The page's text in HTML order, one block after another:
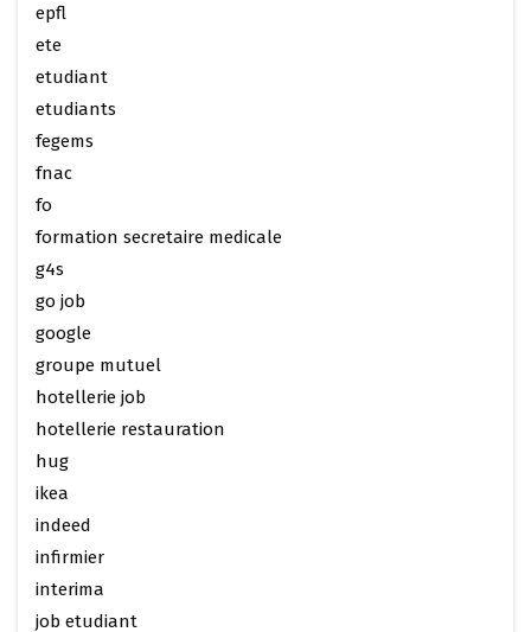
epfl
ete
etudiant
etudiants
fegems
fnac
fo
formation secretaire medicale
g4s
go job
google
groupe mutuel
hotellerie job
hotellerie restauration
hug
ikea
indeed
infirmier
interima
job etudiant